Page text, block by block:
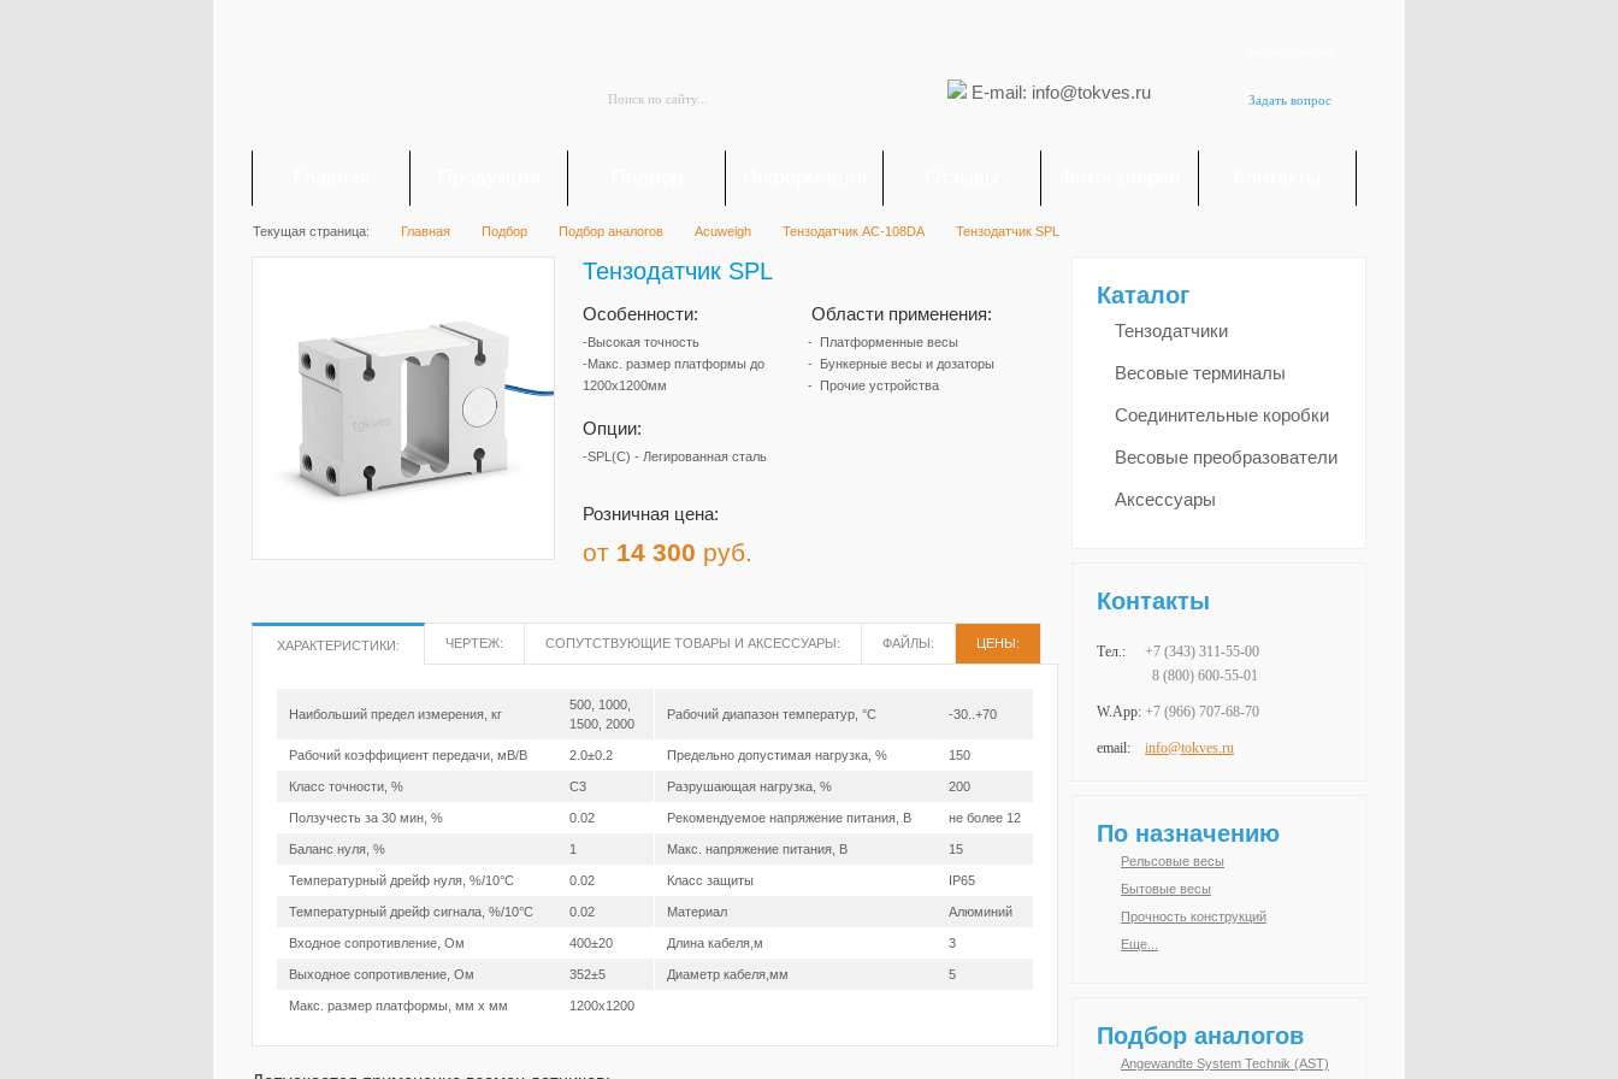
Задать вопрос
E-mail: info@tokves.ru
Текущая страница: Главная Подбор Подбор аналогов Acuweigh Тензодатчик AC-108DA Тензодатчик SPL
Тензодатчик SPL
Особенности:
-Высокая точность
-Макс. размер платформы до
1200х1200мм
Опции:
-SPL(C) - Легированная сталь
Области применения:
Платформенные весы
Бункерные весы и дозаторы
Прочие устройства
Розничная цена:
от 14 300 руб.
ХАРАКТЕРИСТИКИ: ЧЕРТЕЖ: СОПУТСТВУЮЩИЕ ТОВАРЫ И АКСЕССУАРЫ: ФАЙЛЫ: ЦЕНЫ:
Наибольший предел измерения, кг
500, 1000,
1500, 2000
Рабочий диапазон температур, °С -30..+70
Рабочий коэффициент передачи, мВ/В 2.0±0.2 Предельно допустимая нагрузка, % 150
Класс точности, % C3 Разрушающая нагрузка, % 200
Ползучесть за 30 мин, % 0.02 Рекомендуемое напряжение питания, В не более 12
Баланс нуля, % 1 Макс. напряжение питания, В 15
Температурный дрейф нуля, %/10°С 0.02 Класс защиты IP65
Температурный дрейф сигнала, %/10°С 0.02 Материал Алюминий
Входное сопротивление, Ом 400±20 Длина кабеля,м 3
Выходное сопротивление, Ом 352±5 Диаметр кабеля,мм 5
Макс. размер платформы, мм х мм 1200х1200
Каталог
Тензодатчики
Весовые терминалы
Соединительные коробки
Весовые преобразователи
Аксессуары
Контакты
Тел.: +7 (343) 311-55-00
8 (800) 600-55-01
W.App: +7 (966) 707-68-70
email: info@tokves.ru
По назначению
Рельсовые весы
Бытовые весы
Прочность конструкций
Еще...
Подбор аналогов
Angewandte System Technik (AST)